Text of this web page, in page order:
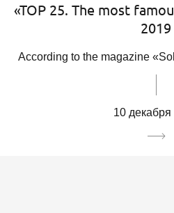
«TOP 25. The most
2019
According to the magazine
10 декабря